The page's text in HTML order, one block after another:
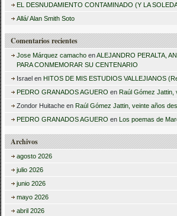
r
EL DESNUDAMIENTO CONTAMINADO (Y LA
Allá/ Alan Smith Soto
Comentarios recientes
Jose Márquez camacho enALEJANDRO PERALTA,
PARA CONMEMORAR SU CENTENARIO
Israel en HITOS DE MIS ESTUDIOS VALLEJIANOS
PEDRO GRANADOS AGUERO en Raúl Gómez Jattin,
Zondor Huitache en Raúl Gómez Jattin, veinte años
PEDRO GRANADOS AGUERO en Los poemas de
Archivos
agosto 2026
julio 2026
junio 2026
mayo 2026
abril 2026